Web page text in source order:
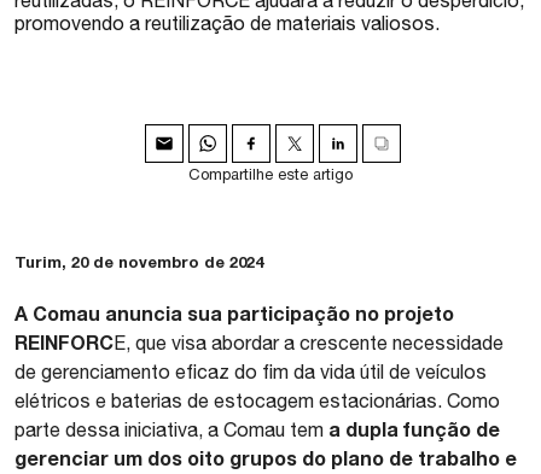
promovendo a reutilização de materiais valiosos.
Compartilhe este artigo
Turim, 20 de novembro de 2024
A Comau anuncia sua participação no projeto
REINFORCE, que visa abordar a crescente necessidade
de gerenciamento eficaz do fim da vida útil de veículos
elétricos e baterias de estocagem estacionárias. Como
parte dessa iniciativa, a Comau tem a dupla função de
gerenciar um dos oito grupos do plano de trabalho e